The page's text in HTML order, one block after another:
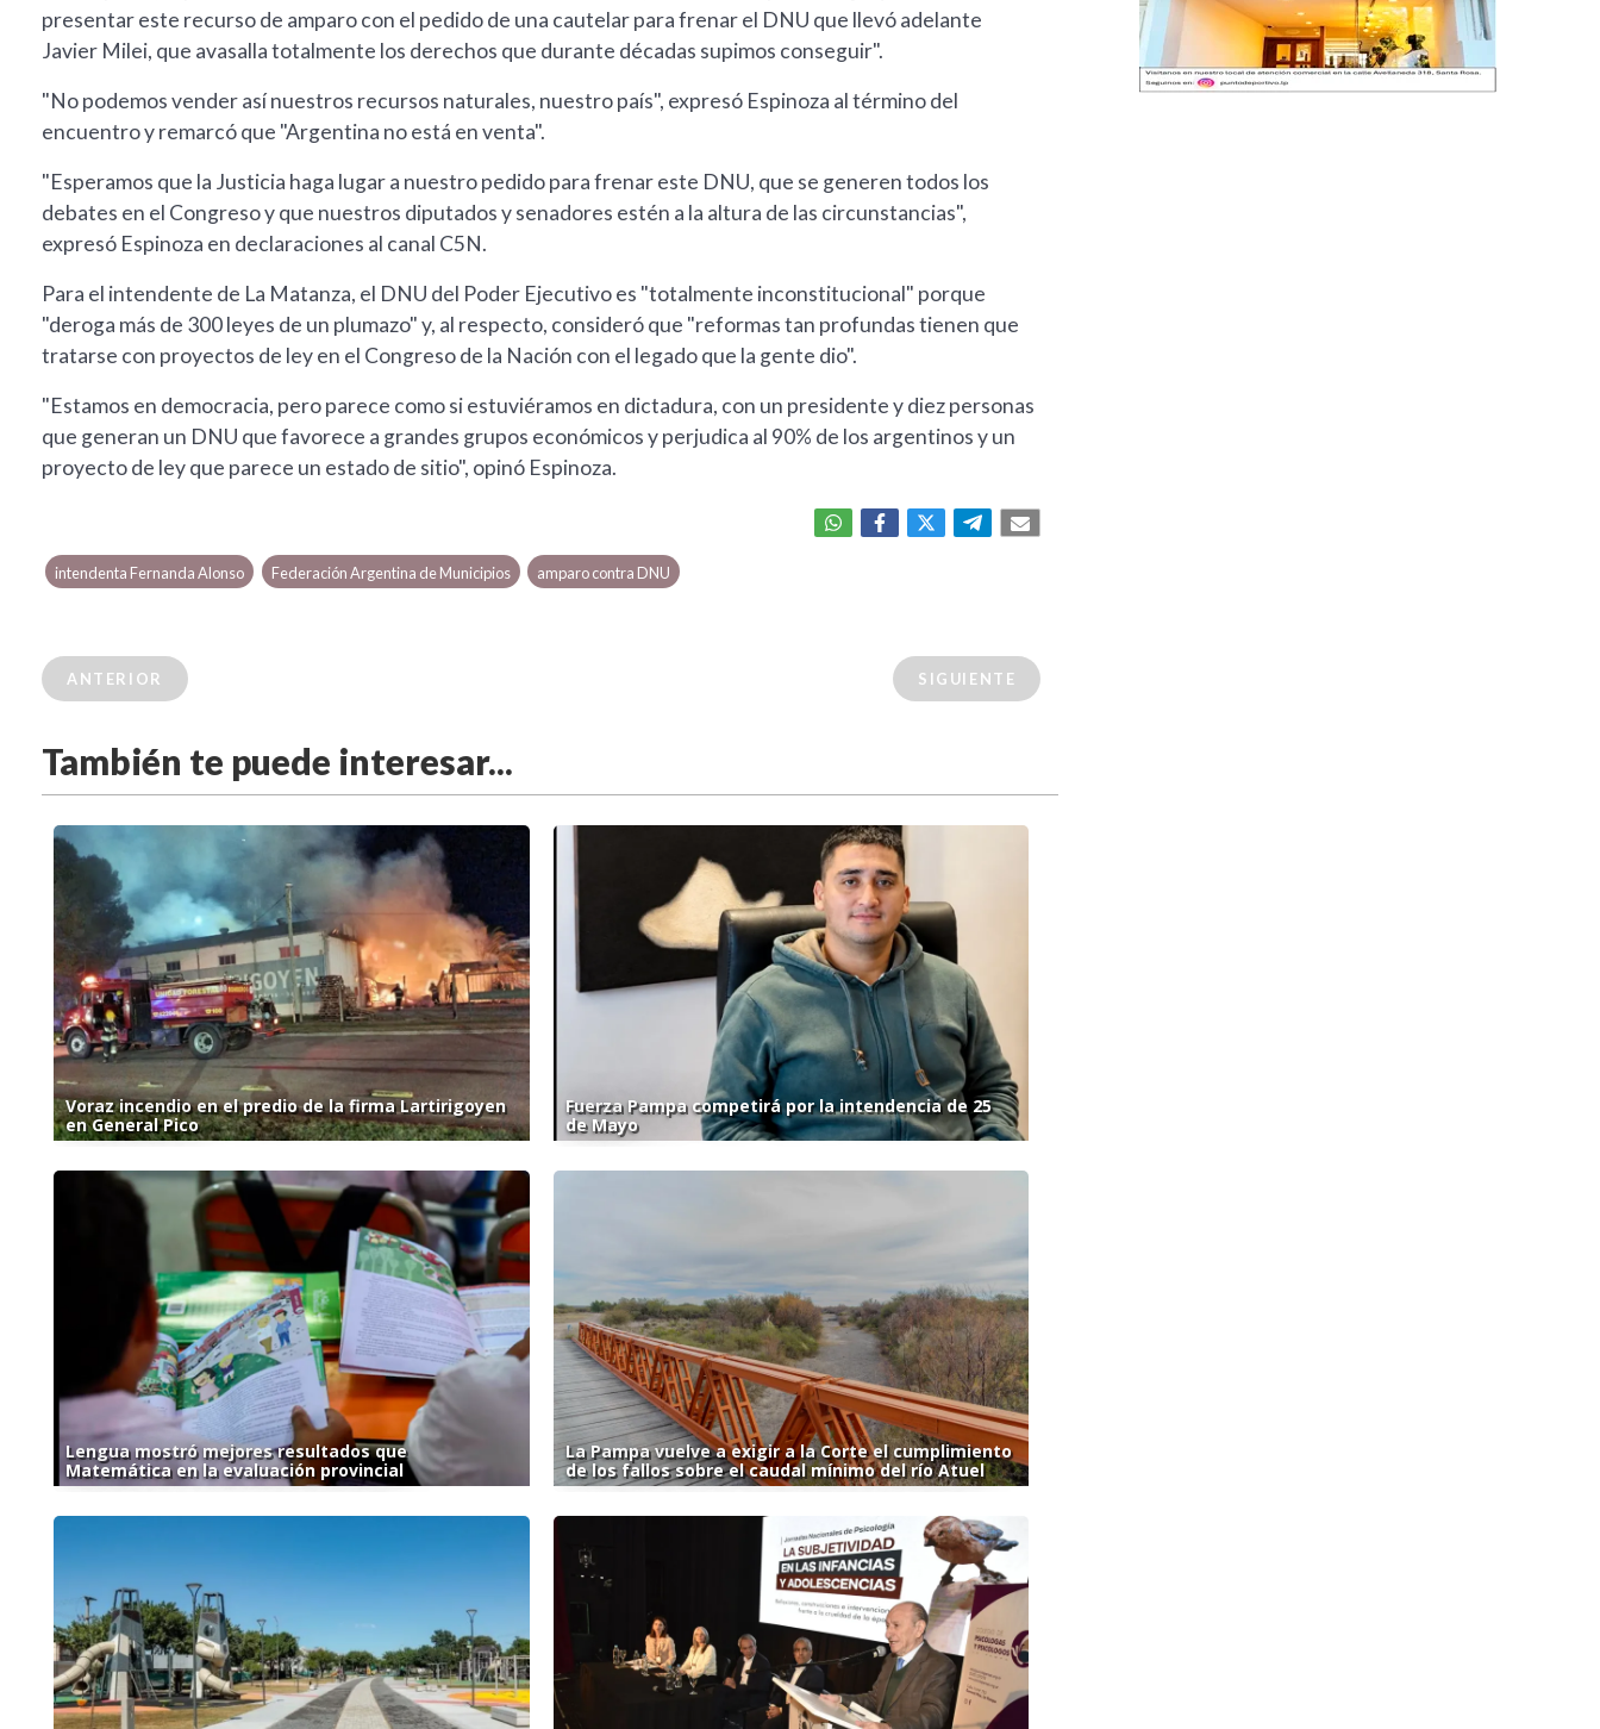
presentar este recurso de amparo con el pedido de una cautelar para frenar el DNU que llevó adelante
Javier Milei, que avasalla totalmente los derechos que durante décadas supimos conseguir".
"No podemos vender así nuestros recursos naturales, nuestro país", expresó Espinoza al término del
encuentro y remarcó que "Argentina no está en venta".
"Esperamos que la Justicia haga lugar a nuestro pedido para frenar este DNU, que se generen todos los
debates en el Congreso y que nuestros diputados y senadores estén a la altura de las circunstancias",
expresó Espinoza en declaraciones al canal C5N.
Para el intendente de La Matanza, el DNU del Poder Ejecutivo es "totalmente inconstitucional" porque
"deroga más de 300 leyes de un plumazo" y, al respecto, consideró que "reformas tan profundas tienen que
tratarse con proyectos de ley en el Congreso de la Nación con el legado que la gente dio".
"Estamos en democracia, pero parece como si estuviéramos en dictadura, con un presidente y diez personas
que generan un DNU que favorece a grandes grupos económicos y perjudica al 90% de los argentinos y un
proyecto de ley que parece un estado de sitio", opinó Espinoza.
intendenta Fernanda Alonso Federación Argentina de Municipios amparo contra DNU
ANTERIOR SIGUIENTE
También te puede interesar...
Voraz incendio en el predio de la firma Lartirigoyen
en General Pico
Fuerza Pampa competirá por la intendencia de 25
de Mayo
Lengua mostró mejores resultados que
Matemática en la evaluación provincial
La Pampa vuelve a exigir a la Corte el cumplimiento
de los fallos sobre el caudal mínimo del río Atuel